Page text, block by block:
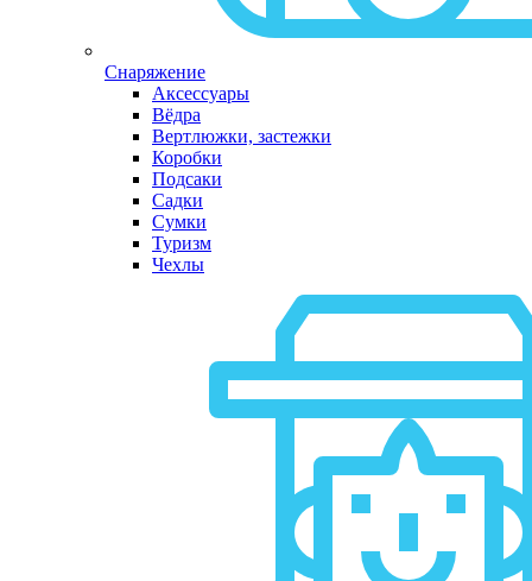
Снаряжение
Аксессуары
Вёдра
Вертлюжки, застежки
Коробки
Подсаки
Садки
Сумки
Туризм
Чехлы